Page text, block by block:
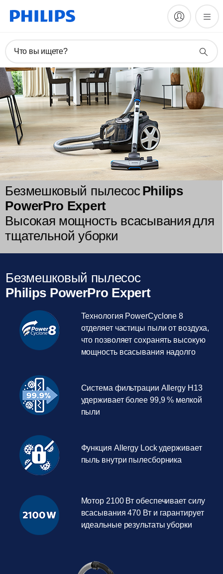
Что вы ищете?
Безмешковый пылесосPhilips
PowerPro Expert
Высокая мощность всасываниядля
тщательной уборки
Безмешковый пылесос
Philips PowerPro Expert
Технология PowerCyclone 8
отделяет частицы пыли от воздуха,
что позволяет сохранять высокую
мощность всасывания надолго
Система фильтрации Allergy H13
удерживает более 99,9 % мелкой
пыли
Функция Allergy Lock удерживает
пыль внутри пылесборника
Мотор 2100 Вт обеспечивает силу
всасывания 470 Вт и гарантирует
идеальные результаты уборки